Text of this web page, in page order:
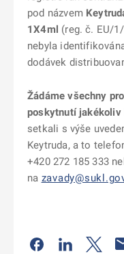
pod názvem
1X4ml (reg. č. EU/
nebyla
dodávek
Žádáme všechny
poskytnutí jakékoliv
setkali s výše
Keytruda, a to
+420 272 185 333
na
Odkaz seOdkaz